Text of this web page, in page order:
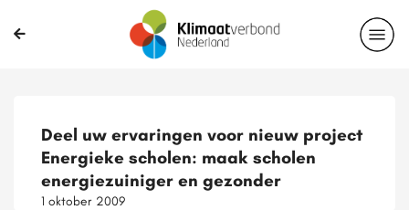
Deel uw ervaringen voor nieuw project
Energieke scholen: maak scholen
energiezuiniger en gezonder
1 oktober 2009